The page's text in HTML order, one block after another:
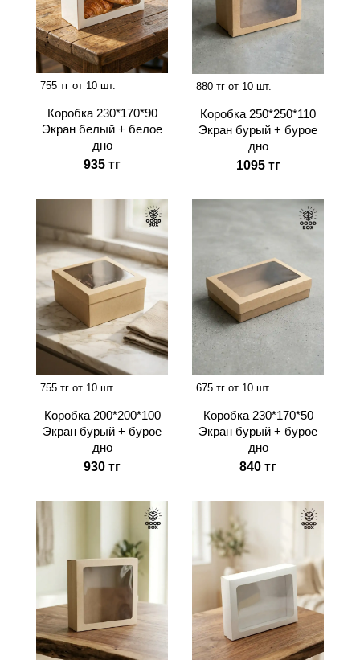
755 тг от 10 шт.
Коробка 230*170*90
Экран белый + белое
дно
935 тг
880 тг от 10 шт.
Коробка 250*250*110
Экран бурый + бурое
дно
1095 тг
755 тг от 10 шт.
Коробка 200*200*100
Экран бурый + бурое
дно
930 тг
675 тг от 10 шт.
Коробка 230*170*50
Экран бурый + бурое
дно
840 тг